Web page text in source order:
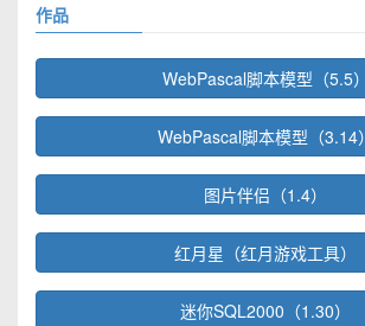
作品
WebPascal脚本模型（5.5）
WebPascal脚本模型（3.14）
图片伴侣（1.4）
红月星（红月游戏工具）
迷你SQL2000（1.30）